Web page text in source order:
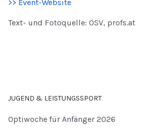
>> Event-Website
Text- und Fotoquelle: ÖSV, profs.at
JUGEND & LEISTUNGSSPORT
Optiwoche für Anfänger 2026